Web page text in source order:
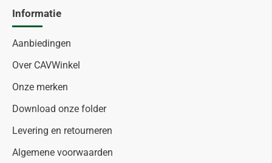
Informatie
Aanbiedingen
Over CAVWinkel
Onze merken
Download onze folder
Levering en retourneren
Algemene voorwaarden